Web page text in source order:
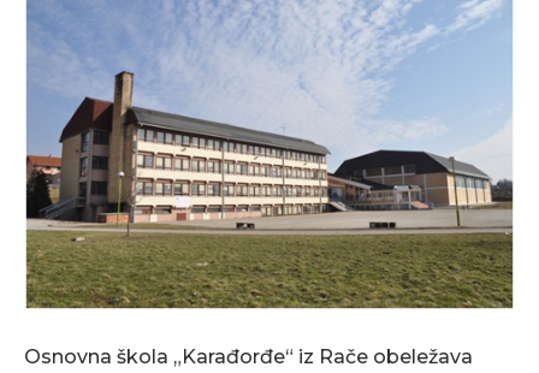
Osnovna škola „Karađorđe“ iz Rače obeležava